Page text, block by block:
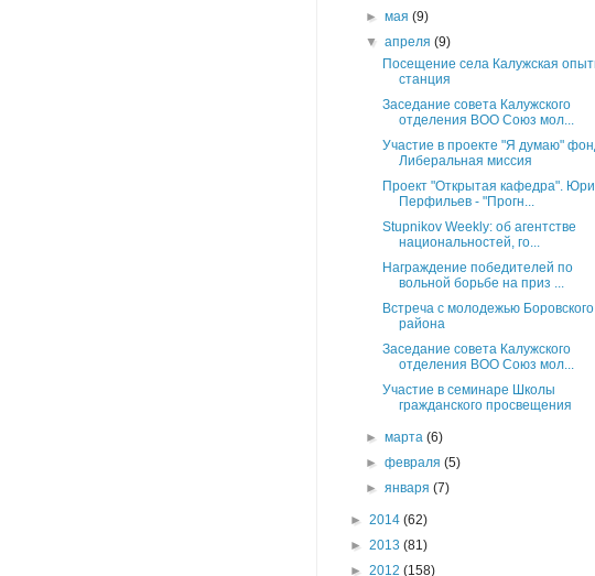
►мая(9)
▼апреля(9)
Посещение села Калужская
станция
Заседание совета Калужского
отделения ВОО Союз мол...
Участие в проекте "Я думаю"
Либеральная миссия
Проект "Открытая кафедра".
Перфильев - "Прогн...
Stupnikov Weekly: об агентстве
национальностей, го...
Награждение победителей по
вольной борьбе на приз ...
Встреча с молодежью Боровского
района
Заседание совета Калужского
отделения ВОО Союз мол...
Участие в семинаре Школы
гражданского просвещения
►марта(6)
►февраля(5)
►января(7)
► 2014 (62)
► 2013 (81)
► 2012 (158)